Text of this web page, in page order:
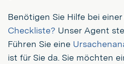
Benötigen Sie Hilfe bei einer
Checkliste? Unser Agent
Führen Sie eine
ist für Sie da. Sie möchten